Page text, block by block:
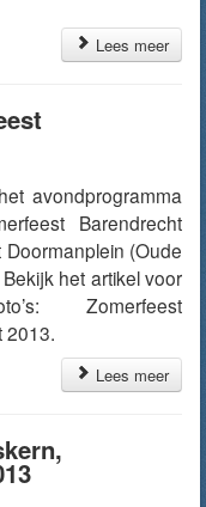
Lees meer
avondprogramma
Barendrecht
(Oude
het artikel voor
Zomerfeest
2013.
Lees meer